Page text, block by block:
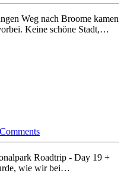
Weg nach Broome kamen
Keine schöne Stadt,…
Roadtrip - Day 19 +
wie wir bei…